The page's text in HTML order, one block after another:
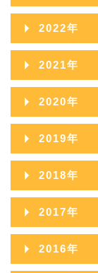
2025年10月
2025年09月
2025年08月
2025年07月
2025年06月
2025年05月
2025年03月
2025年02月
2024年11月
2024年10月
2024年09月
2024年08月
2024年07月
2024年06月
2024年05月
2024年03月
2023年12月
2023年11月
2023年10月
2023年09月
2023年08月
2023年07月
2023年06月
2023年05月
2022年
2022年12月
2022年11月
2022年10月
2022年09月
2022年08月
2022年07月
2022年06月
2022年05月
2021年
2021年12月
2021年11月
2021年10月
2021年09月
2021年08月
2021年07月
2020年
2020年12月
2020年11月
2020年10月
2020年09月
2020年08月
2019年
2019年12月
2019年11月
2019年10月
2019年09月
2018年
2018年12月
2018年11月
2018年10月
2017年
2017年12月
2016年